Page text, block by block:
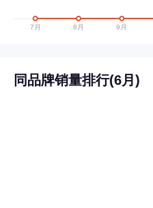
同品牌销量排行(6月)